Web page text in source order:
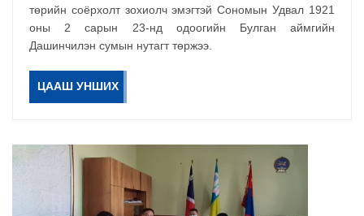
төрийн соёрхолт зохиолч эмэгтэй Сономын Удвал 1921
оны 2 сарын 23-нд одоогийн Булган аймгийн
Дашинчилэн сумын нутагт төржээ.
ЦААШ УНШИХ